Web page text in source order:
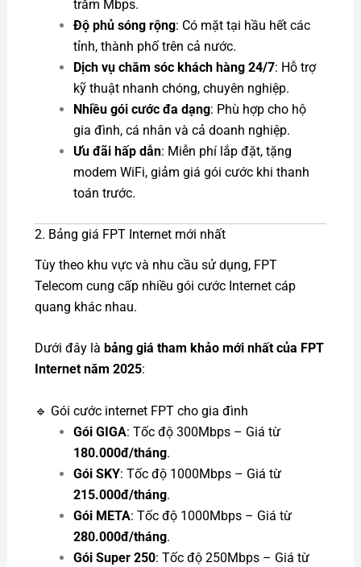
trăm Mbps.
Độ phủ sóng rộng: Có mặt tại hầu hết các
tỉnh, thành phố trên cả nước.
Dịch vụ chăm sóc khách hàng 24/7: Hỗ trợ
kỹ thuật nhanh chóng, chuyên nghiệp.
Nhiều gói cước đa dạng: Phù hợp cho hộ
gia đình, cá nhân và cả doanh nghiệp.
Ưu đãi hấp dẫn: Miễn phí lắp đặt, tặng
modem WiFi, giảm giá gói cước khi thanh
toán trước.
2. Bảng giá FPT Internet mới nhất
Tùy theo khu vực và nhu cầu sử dụng, FPT
Telecom cung cấp nhiều gói cước Internet cáp
quang khác nhau.
Dưới đây là bảng giá tham khảo mới nhất của FPT
Internet năm 2025:
🔹 Gói cước internet FPT cho gia đình
Gói GIGA: Tốc độ 300Mbps – Giá từ
180.000đ/tháng.
Gói SKY: Tốc độ 1000Mbps – Giá từ
215.000đ/tháng.
Gói META: Tốc độ 1000Mbps – Giá từ
280.000đ/tháng.
Gói Super 250: Tốc độ 250Mbps – Giá từ